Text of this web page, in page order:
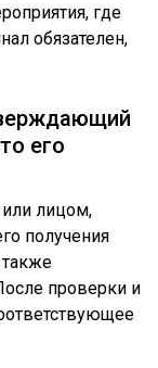
где
обязателен,
его
лицом,
получения
также
проверки и